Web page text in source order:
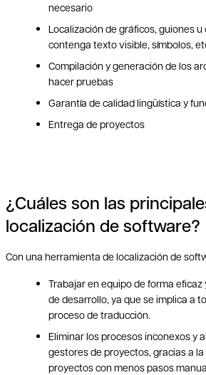
necesario
Localización de gráficos, guiones
contenga texto visible, símbolos,
Compilación y generación de los
hacer pruebas
Garantía de calidad lingüística y
Entrega de proyectos
¿Cuáles son las
localización de software?
Con una herramienta de localización de
Trabajar en equipo de forma
de desarrollo, ya que se implica a
proceso de traducción.
Eliminar los procesos inconexos y
gestores de proyectos, gracias a
proyectos con menos pasos